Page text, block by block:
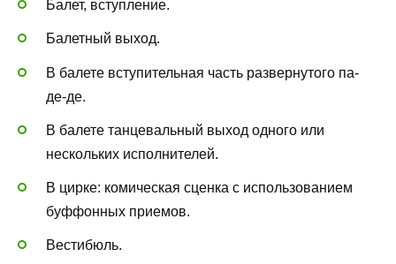
Балет, вступление.
Балетный выход.
В балете вступительная часть развернутого па-
де-де.
В балете танцевальный выход одного или
нескольких исполнителей.
В цирке: комическая сценка с использованием
буффонных приемов.
Вестибюль.